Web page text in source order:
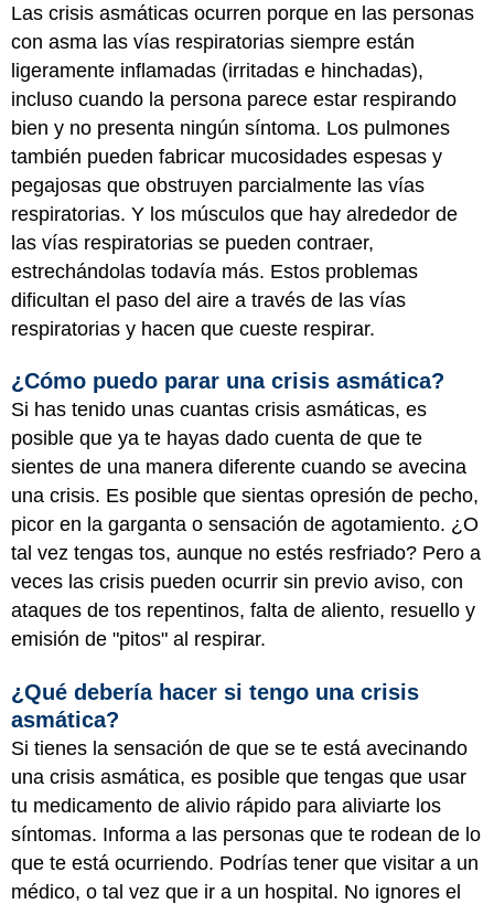
Las crisis asmáticas ocurren porque en las personas
con asma las vías respiratorias siempre están
ligeramente inflamadas (irritadas e hinchadas),
incluso cuando la persona parece estar respirando
bien y no presenta ningún síntoma. Los pulmones
también pueden fabricar mucosidades espesas y
pegajosas que obstruyen parcialmente las vías
respiratorias. Y los músculos que hay alrededor de
las vías respiratorias se pueden contraer,
estrechándolas todavía más. Estos problemas
dificultan el paso del aire a través de las vías
respiratorias y hacen que cueste respirar.
¿Cómo puedo parar una crisis asmática?
Si has tenido unas cuantas crisis asmáticas, es
posible que ya te hayas dado cuenta de que te
sientes de una manera diferente cuando se avecina
una crisis. Es posible que sientas opresión de pecho,
picor en la garganta o sensación de agotamiento. ¿O
tal vez tengas tos, aunque no estés resfriado? Pero a
veces las crisis pueden ocurrir sin previo aviso, con
ataques de tos repentinos, falta de aliento, resuello y
emisión de "pitos" al respirar.
¿Qué debería hacer si tengo una crisis
asmática?
Si tienes la sensación de que se te está avecinando
una crisis asmática, es posible que tengas que usar
tu medicamento de alivio rápido para aliviarte los
síntomas. Informa a las personas que te rodean de lo
que te está ocurriendo. Podrías tener que visitar a un
médico, o tal vez que ir a un hospital. No ignores el